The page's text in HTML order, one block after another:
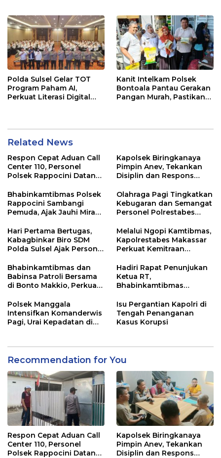
Polda Sulsel Gelar TOT
Program Paham AI,
Perkuat Literasi Digital
Kanit Intelkam Polsek
Bontoala Pantau Gerakan
Pangan Murah, Pastikan
Related News
Respon Cepat Aduan Call
Center 110, Personel
Polsek Rappocini Datangi
Kapolsek Biringkanaya
Pimpin Anev, Tekankan
Disiplin dan Respons
Masyarakat
Bhabinkamtibmas Polsek
Rappocini Sambangi
Pemuda, Ajak Jauhi Miras,
Olahraga Pagi Tingkatkan
Kebugaran dan Semangat
Personel Polrestabes
Hari Pertama Bertugas,
Kabagbinkar Biro SDM
Polda Sulsel Ajak Personel
Kebersihan
Melalui Ngopi Kamtibmas,
Kapolrestabes Makassar
Perkuat Kemitraan
Bhabinkamtibmas dan
Babinsa Patroli Bersama
di Bonto Makkio, Perkuat
Hadiri Rapat Penunjukan
Ketua RT,
Bhabinkamtibmas
Pentingnya Sinergi
dengan Warga
Polsek Manggala
Intensifkan Komanderwis
Pagi, Urai Kepadatan di
Isu Pergantian Kapolri di
Tengah Penanganan
Kasus Korupsi
Recommendation for You
Respon Cepat Aduan Call
Center 110, Personel
Polsek Rappocini Datangi
Kapolsek Biringkanaya
Pimpin Anev, Tekankan
Disiplin dan Respons